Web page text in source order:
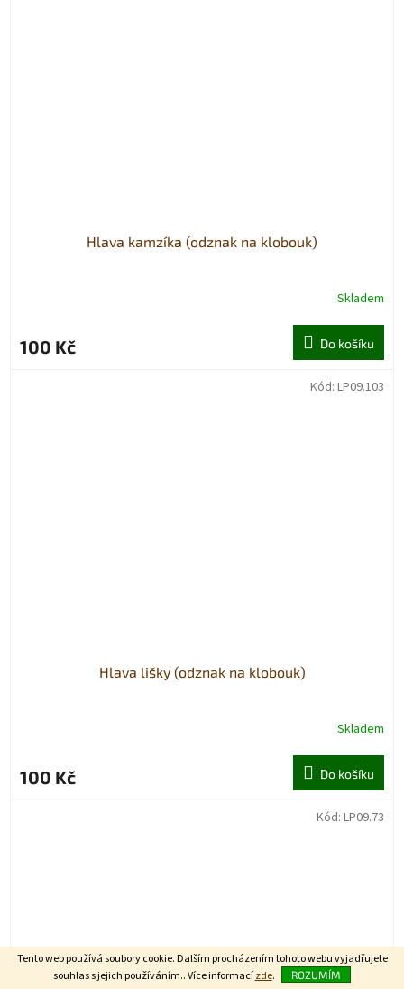
Tento web používá soubory cookie. Dalším procházením tohoto webu vyjadřujete
souhlas s jejich používáním.. Více informacízde. ROZUMÍM
Hlava kamzíka (odznak na klobouk)
Skladem
100 Kč Do košíku
Hlava lišky (odznak na klobouk)
Skladem
100 Kč Do košíku
Kód: LP09.103
Kód: LP09.73